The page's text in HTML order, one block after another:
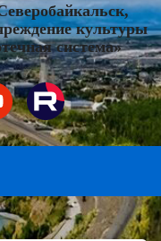
культуры
система»